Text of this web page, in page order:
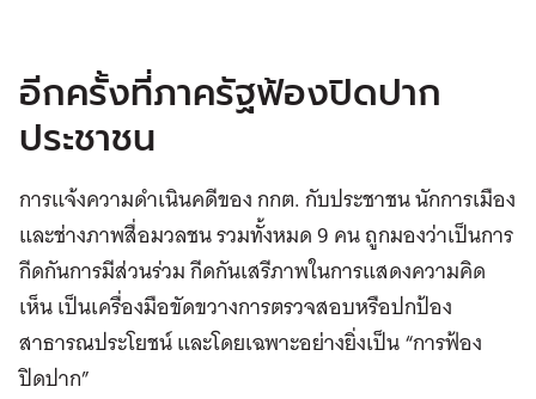
อีกครั้งที่ภาครัฐฟ้องปิดปาก
ประชาชน
การแจ้งความดำเนินคดีของ กกต. กับประชาชน นักการเมือง
และช่างภาพสื่อมวลชน รวมทั้งหมด 9 คน ถูกมองว่าเป็นการ
กีดกันการมีส่วนร่วม กีดกันเสรีภาพในการแสดงความคิด
เห็น เป็นเครื่องมือขัดขวางการตรวจสอบหรือปกป้อง
สาธารณประโยชน์ และโดยเฉพาะอย่างยิ่งเป็น “การฟ้อง
ปิดปาก”